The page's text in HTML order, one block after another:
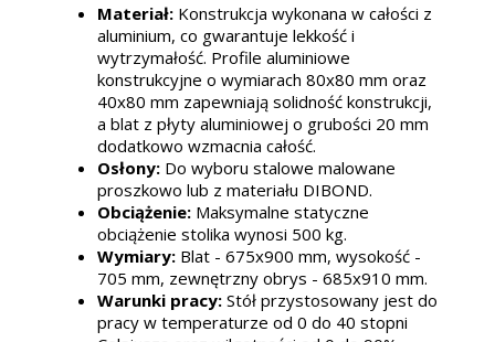
Materiał: Konstrukcja wykonana w całości z
aluminium, co gwarantuje lekkość i
wytrzymałość. Profile aluminiowe
konstrukcyjne o wymiarach 80x80 mm oraz
40x80 mm zapewniają solidność konstrukcji,
a blat z płyty aluminiowej o grubości 20 mm
dodatkowo wzmacnia całość.
Osłony: Do wyboru stalowe malowane
proszkowo lub z materiału DIBOND.
Obciążenie: Maksymalne statyczne
obciążenie stolika wynosi 500 kg.
Wymiary: Blat - 675x900 mm, wysokość -
705 mm, zewnętrzny obrys - 685x910 mm.
Warunki pracy: Stół przystosowany jest do
pracy w temperaturze od 0 do 40 stopni